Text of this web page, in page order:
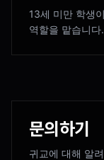
13세 미만 학생
역할을 맡습니다.
문의하기
귀교에 대해 알